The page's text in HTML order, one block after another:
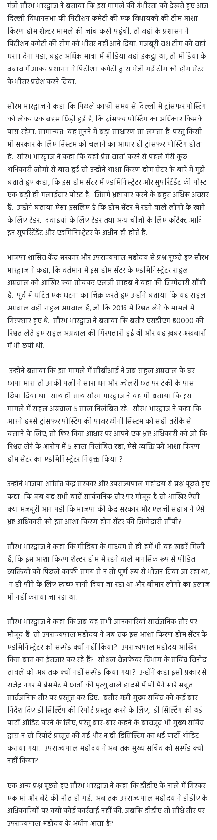
मंत्री सौरभ भारद्वाज ने बताया कि इस मामले की गंभीरता को देखते हुए आज
दिल्ली विधानसभा की पिटीशन कमेटी की एक विधायकों की टीम आशा
किरण होम शेल्टर मामले की जांच करने पहुंची, तो वहां के प्रशासन ने
पिटीशन कमेटी की टीम को भीतर नहीं आने दिया. मजबूरी वश टीम को वहां
धरना देना पड़ा, बहुत अधिक मात्रा में मीडिया वहां इकट्ठा था, तो मीडिया के
दबाव में आकर प्रशासन ने पिटीशन कमेटी द्वारा भेजी गई टीम को होम सेंटर
के भीतर प्रवेश करने दिया.
सौरभ भारद्वाज ने कहा कि पिछले काफी समय से दिल्ली में ट्रांसफर पोस्टिंग
को लेकर एक बहस छिड़ी हुई है, कि ट्रांसफर पोस्टिंग का अधिकार किसके
पास रहेगा. सामान्यतः यह सुनने में बड़ा साधारण सा लगता है. परंतु किसी
भी सरकार के लिए सिस्टम को चलाने का आधार ही ट्रांसफर पोस्टिंग होता
है. सौरभ भारद्वाज ने कहा कि यहां प्रेस वार्ता करने से पहले मेरी कुछ
अधिकारी लोगों से बात हुई तो उन्होंने आशा किरण होम सेंटर के बारे में मुझे
बताते हुए कहा, कि इस होम सेंटर में एडमिनिस्ट्रेटर और सुपरिंटेंडेंट की पोस्ट
एक बड़ी ही मलाईदार पोस्ट है. जिसमें भ्रष्टाचार करने के बहुत अधिक अवसर
हैं. उन्होंने बताया ऐसा इसलिए है कि होम सेंटर में रहने वाले लोगों के खाने
के लिए टेंडर, दवाइयां के लिए टेंडर तथा अन्य चीजों के लिए कॉंट्रैक्ट आदि
इन सुपरिंटेंडेंट और एडमिनिस्ट्रेटर के अधीन ही होते है.
भाजपा शासित केंद्र सरकार और उपराज्यपाल महोदय से प्रश्न पूछते हुए सौरभ
भारद्वाज ने कहा, कि वर्तमान में इस होम सेंटर के एडमिनिस्ट्रेटर राहुल
अग्रवाल को आखिर क्या सोचकर एलजी साहब ने यहां की जिम्मेदारी सौंपी
है. पूर्व में घटित एक घटना का जिक्र करते हुए उन्होंने बताया कि यह राहुल
अग्रवाल वही राहुल अग्रवाल हैं, जो कि 2016 में रिश्वत लेने के मामले में
गिरफ्तार हुए थे. सौरभ भारद्वाज ने बताया कि बतौर एसडीएम ₹50000 की
रिश्वत लेते हुए राहुल अग्रवाल की गिरफ्तारी हुई थी और यह ख़बर अखबारों
में भी छपी थी.
उन्होंने बताया कि इस मामले में सीबीआई ने जब राहुल अग्रवाल के घर
छापा मारा तो उनकी पत्नी ने सारा धन और ज्वेलरी छत पर टंकी के पास
छिपा दिया था. साथ ही साथ सौरभ भारद्वाज ने यह भी बताया कि इस
मामले में राहुल अग्रवाल 5 साल निलंबित रहे. सौरभ भारद्वाज ने कहा कि
आपने हमसे ट्रांसफर पोस्टिंग की पावर छीनी सिस्टम को सही तरीके से
चलाने के लिए, तो फिर किस आधार पर आपने एक भ्रष्ट अधिकारी को जो कि
रिश्वत लेने के आरोप में 5 साल निलंबित रहा, ऐसे व्यक्ति को आशा किरण
होम सेंटर का एडमिनिस्ट्रेटर नियुक्त किया ?
उन्होंने भाजपा शासित केंद्र सरकार और उपराज्यपाल महोदय से प्रश्न पूछते हुए
कहा कि जब यह सभी बातें सार्वजनिक तौर पर मौजूद हैं तो आखिर ऐसी
क्या मजबूरी आन पड़ी कि भाजपा की केंद्र सरकार और एलजी सहाब ने ऐसे
भ्रष्ट अधिकारी को इस आशा किरण होम सेंटर की जिम्मेदारी सौंपी?
सौरभ भारद्वाज ने कहा कि मीडिया के माध्यम से ही हमें भी यह ख़बरें मिली
हैं, कि इस आशा किरण शेल्टर होम में रहने वाले मानसिक रूप से पीड़ित
व्यक्तियों को पिछले काफी समय से न तो पूर्ण रूप से भोजन दिया जा रहा था,
न ही पीने के लिए स्वच्छ पानी दिया जा रहा था और बीमार लोगों का इलाज
भी नहीं कराया जा रहा था.
सौरभ भारद्वाज ने कहा कि जब यह सभी जानकारियां सार्वजनिक तौर पर
मौजूद हैं तो उपराज्यपाल महोदय ने अब तक इस आशा किरण होम सेंटर के
एडमिनिस्ट्रेटर को सस्पेंड क्यों नहीं किया? उपराज्यपाल महोदय आखिर
किस बात का इंतजार कर रहे हैं? सोशल वेलफेयर विभाग के सचिव विनोद
तावले को अब तक क्यों नहीं सस्पेंड किया गया? उन्होंने कहा इसी प्रकार से
राजेंद्र नगर में बेसमेंट में छात्रों की मृत्यु वाले हादसे में भी मैंने सारे सबूत
सार्वजनिक तौर पर प्रस्तुत कर दिए. बतौर मंत्री मुख्य सचिव को कई बार
निर्देश दिए डी सिल्टिंग की रिपोर्ट प्रस्तुत करने के लिए, डी सिल्टिंग की थर्ड
पार्टी ऑडिट करने के लिए, परंतु बार-बार कहने के बावजूद भी मुख्य सचिव
द्वारा न तो रिपोर्ट प्रस्तुत की गई और न ही डिसिल्टिंग का थर्ड पार्टी ऑडिट
कराया गया. उपराज्यपाल महोदय ने अब तक मुख्य सचिव को सस्पेंड क्यों
नहीं किया?
एक अन्य प्रश्न पूछते हुए सौरभ भारद्वाज ने कहा कि डीडीए के नाले में गिरकर
एक मां और बेटे की मौत हो गई. अब तक उपराज्यपाल महोदय ने डीडीए के
अधिकारियों पर क्यों कोई कार्रवाई नहीं की. जबकि डीडीए तो सीधे तौर पर
उपराज्यपाल महोदय के अधीन आता है?